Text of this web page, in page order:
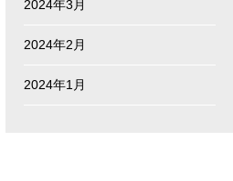
2024年3月
2024年2月
2024年1月